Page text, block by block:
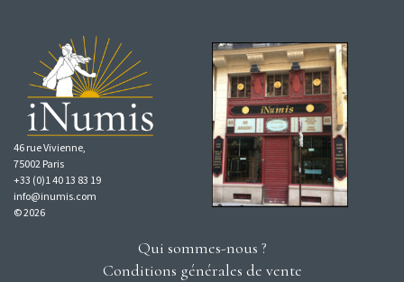
46 rue Vivienne,
75002 Paris
+33 (0)1 40 13 83 19
info@inumis.com
© 2026
Qui sommes-nous ?
Conditions générales de vente